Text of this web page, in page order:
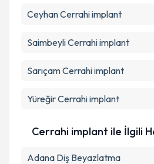
Takvim
CeyhanCerrahi implant
SaimbeyliCerrahi implant
SarıçamCerrahi implant
YüreğirCerrahi implant
Cerrahi implant ile İlgili
Adana Diş Beyazlatma